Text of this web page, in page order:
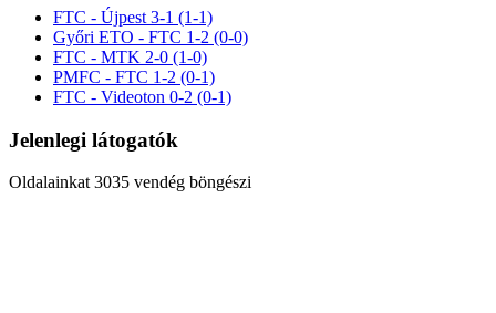
FTC - Újpest 3-1 (1-1)
Győri ETO - FTC 1-2 (0-0)
FTC - MTK 2-0 (1-0)
PMFC - FTC 1-2 (0-1)
FTC - Videoton 0-2 (0-1)
Jelenlegi látogatók
Oldalainkat 3035 vendég böngészi